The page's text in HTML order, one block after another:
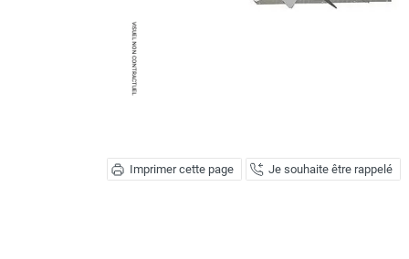
Extracteur d'air mural
Extracteur d'air mural hélicoïde
Extracteur d'air mural centrifuge
Extracteur d'air mural ATEX
plafond
Déstratificateur industriel à pales
Imprimer cette page Je souhaite être rappelé